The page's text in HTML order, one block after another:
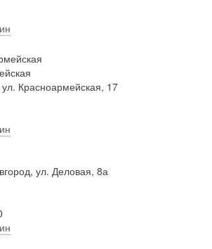
Красноармейская, 17
ул. Деловая, 8а